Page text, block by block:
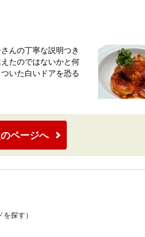
んの丁寧な説明つき
たのではないかと何
いた白いドアを恐る
ページへ
探す）